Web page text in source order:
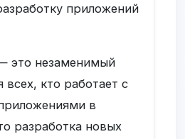
приложений
это незаменимый
всех, кто работает с
в
разработка новых